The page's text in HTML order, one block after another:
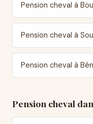
Pension cheval à
Pension cheval à
Pension cheval à
Pension cheval